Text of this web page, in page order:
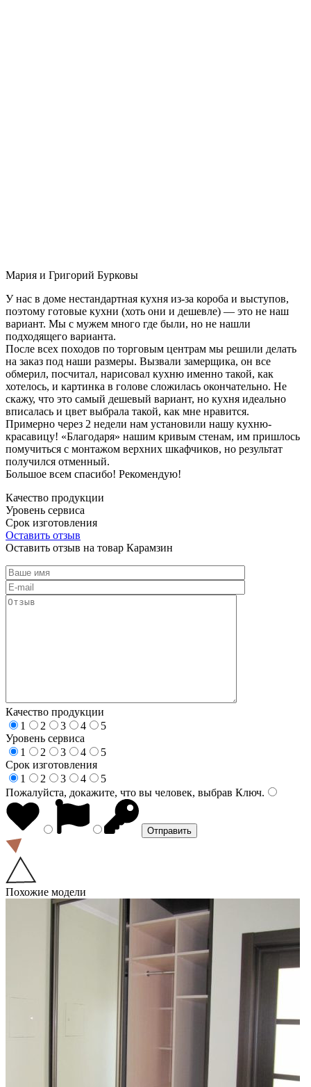
Мария и Григорий Бурковы
У нас в доме нестандартная кухня из-за короба и выступов,
поэтому готовые кухни (хоть они и дешевле) — это не наш
вариант. Мы с мужем много где были, но не нашли
подходящего варианта.
После всех походов по торговым центрам мы решили делать
на заказ под наши размеры. Вызвали замерщика, он все
обмерил, посчитал, нарисовал кухню именно такой, как
хотелось, и картинка в голове сложилась окончательно. Не
скажу, что это самый дешевый вариант, но кухня идеально
вписалась и цвет выбрала такой, как мне нравится.
Примерно через 2 недели нам установили нашу кухню-
красавицу! «Благодаря» нашим кривым стенам, им пришлось
помучиться с монтажом верхних шкафчиков, но результат
получился отменный.
Большое всем спасибо! Рекомендую!
Качество продукции
Уровень сервиса
Срок изготовления
Оставить отзыв
Оставить отзыв на товар Карамзин
Качество продукции
1
2 3 4
5
Уровень сервиса
1
2 3 4
5
Срок изготовления
1
2 3 4
5
Пожалуйста, докажите, что вы человек, выбрав Ключ.
Похожие модели